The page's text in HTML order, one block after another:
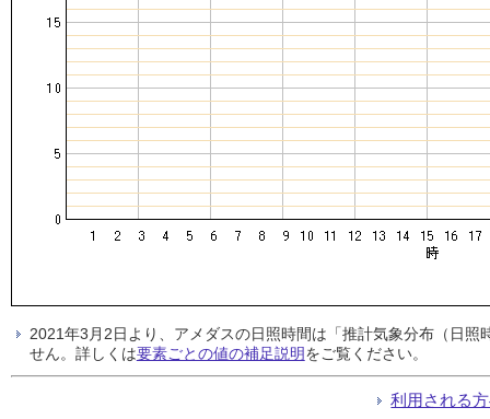
2021年3月2日より、アメダスの日照時間は「推計気象分布（日
せん。詳しくは要素ごとの値の補足説明をご覧ください。
利用される